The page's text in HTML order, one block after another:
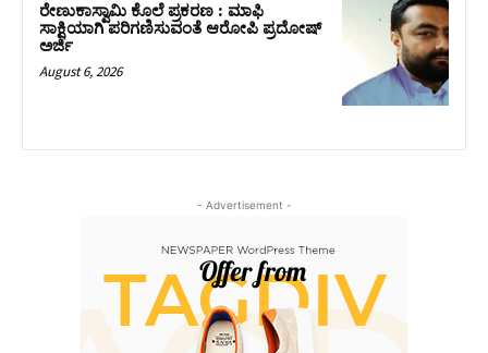
ರೇಣುಕಾಸ್ವಾಮಿ ಕೊಲೆ ಪ್ರಕರಣ : ಮಾಫಿ
ಸಾಕ್ಷಿಯಾಗಿ ಪರಿಗಣಿಸುವಂತೆ ಆರೋಪಿ ಪ್ರದೋಷ್‌
ಅರ್ಜಿ
August 6, 2026
- Advertisement -